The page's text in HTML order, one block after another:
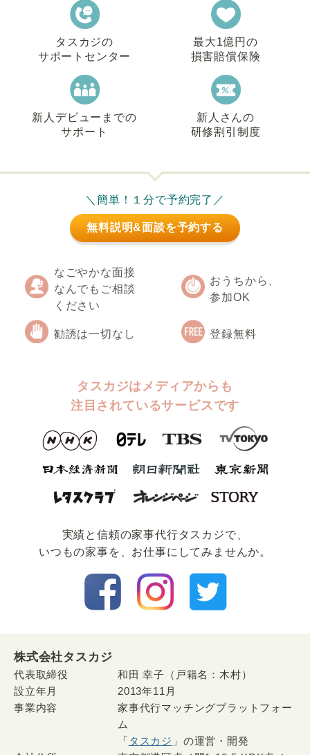
タスカジの
サポートセンター
最大1億円の
損害賠償保険
新人デビューまでの
サポート
新人さんの
研修割引制度
＼簡単！１分で予約完了／
無料説明&面談を予約する
なごやかな面接
なんでもご相談
ください
おうちから、
参加OK
勧誘は一切なし 登録無料
タスカジはメディアからも
注目されているサービスです
実績と信頼の家事代⾏タスカジで、
いつもの家事を、お仕事にしてみませんか。
株式会社タスカジ
代表取締役
和田 幸子（戸籍名：木村）
設立年月
2013年11月
事業内容
家事代行マッチングプラットフォー
ム
「 タスカジ 」の運営・開発